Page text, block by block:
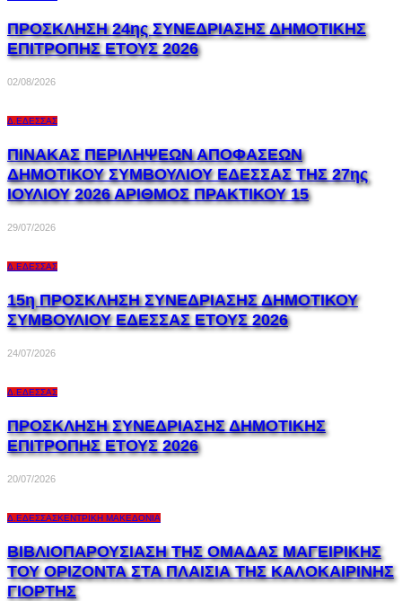
ΠΡΟΣΚΛΗΣΗ 24ης ΣΥΝΕΔΡΙΑΣΗΣ ΔΗΜΟΤΙΚΗΣ
ΕΠΙΤΡΟΠΗΣ ΕΤΟΥΣ 2026
02/08/2026
Δ.ΈΔΕΣΣΑΣ
ΠΙΝΑΚΑΣ ΠΕΡΙΛΗΨΕΩΝ ΑΠΟΦΑΣΕΩΝ
ΔΗΜΟΤΙΚΟΥ ΣΥΜΒΟΥΛΙΟΥ ΕΔΕΣΣΑΣ ΤΗΣ 27ης
ΙΟΥΛΙΟΥ 2026 ΑΡΙΘΜΟΣ ΠΡΑΚΤΙΚΟΥ 15
29/07/2026
Δ.ΈΔΕΣΣΑΣ
15η ΠΡΟΣΚΛΗΣΗ ΣΥΝΕΔΡΙΑΣΗΣ ΔΗΜΟΤΙΚΟΥ
ΣΥΜΒΟΥΛΙΟΥ ΕΔΕΣΣΑΣ ΕΤΟΥΣ 2026
24/07/2026
Δ.ΈΔΕΣΣΑΣ
ΠΡΟΣΚΛΗΣΗ ΣΥΝΕΔΡΙΑΣΗΣ ΔΗΜΟΤΙΚΗΣ
ΕΠΙΤΡΟΠΗΣ ΕΤΟΥΣ 2026
20/07/2026
Δ.ΈΔΕΣΣΑΣΚΕΝΤΡΙΚΉ ΜΑΚΕΔΟΝΊΑ
ΒΙΒΛΙΟΠΑΡΟΥΣΙΑΣΗ ΤΗΣ ΟΜΑΔΑΣ ΜΑΓΕΙΡΙΚΗΣ
ΤΟΥ ΟΡΙΖΟΝΤΑ ΣΤΑ ΠΛΑΙΣΙΑ ΤΗΣ ΚΑΛΟΚΑΙΡΙΝΗΣ
ΓΙΟΡΤΗΣ